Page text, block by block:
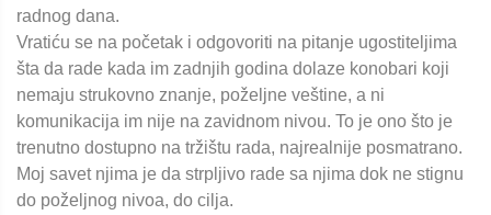
radnog dana.
Vratiću se na početak i odgovoriti na pitanje ugostiteljima
šta da rade kada im zadnjih godina dolaze konobari koji
nemaju strukovno znanje, poželjne veštine, a ni
komunikacija im nije na zavidnom nivou. To je ono što je
trenutno dostupno na tržištu rada, najrealnije posmatrano.
Moj savet njima je da strpljivo rade sa njima dok ne stignu
do poželjnog nivoa, do cilja.